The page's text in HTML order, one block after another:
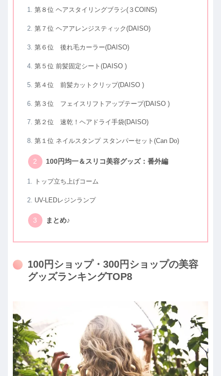
第８位 ヘアスタイリングブラシ(３COINS)
第７位 ヘアアレンジスティック(DAISO)
第６位 後れ毛カーラー(DAISO)
第５位 前髪固定シート(DAISO )
第４位 前髪カットクリップ(DAISO )
第３位 フェイスリフトアップテープ(DAISO )
第２位 速乾！ヘアドライ手袋(DAISO)
第１位 ネイルスタンプ スタンパーセット(Can Do)
100円均一＆スリコ美容グッズ：番外編
トップ立ち上げコーム
UV-LEDレジンランプ
まとめ♪
100円ショップ・300円ショップの美容
グッズランキングTOP8